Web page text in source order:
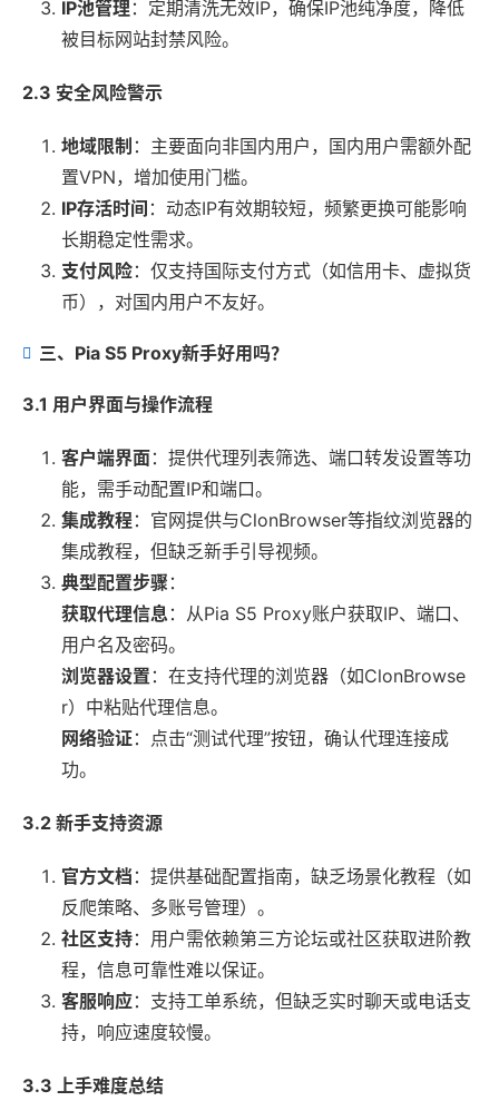
IP池管理 ：定期清洗无效IP，确保IP池纯净度，降低
被目标网站封禁风险。
2.3 安全风险警示
地域限制 ：主要面向非国内用户，国内用户需额外配
置VPN，增加使用门槛。
IP存活时间 ：动态IP有效期较短，频繁更换可能影响
长期稳定性需求。
支付风险：仅支持国际支付方式（如信用卡、虚拟货
币），对国内用户不友好。
三、Pia S5 Proxy新手好用吗？
3.1 用户界面与操作流程
客户端界面：提供代理列表筛选、端口转发设置等功
能，需手动配置IP和端口。
集成教程：官网提供与ClonBrowser等指纹浏览器的
集成教程，但缺乏新手引导视频。
典型配置步骤 ：
获取代理信息 ：从Pia S5 Proxy账户获取IP、端口、
用户名及密码。
浏览器设置 ：在支持代理的浏览器（如ClonBrowse
r）中粘贴代理信息。
网络验证：点击“测试代理”按钮，确认代理连接成
功。
3.2 新手支持资源
官方文档 ：提供基础配置指南，缺乏场景化教程（如
反爬策略、多账号管理）。
社区支持：用户需依赖第三方论坛或社区获取进阶教
程，信息可靠性难以保证。
客服响应：支持工单系统，但缺乏实时聊天或电话支
持，响应速度较慢。
3.3 上手难度总结